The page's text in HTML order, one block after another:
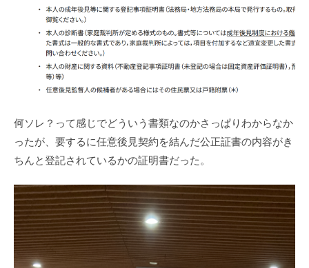
何ソレ？って感じでどういう書類なのかさっぱりわからなか
ったが、要するに任意後見契約を結んだ公正証書の内容がき
ちんと登記されているかの証明書だった。